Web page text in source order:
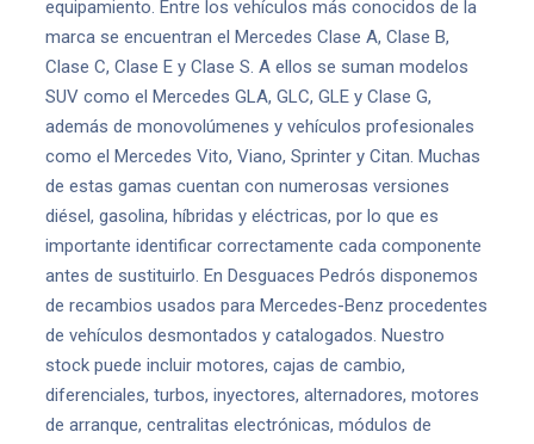
equipamiento. Entre los vehículos más conocidos de la
marca se encuentran el Mercedes Clase A, Clase B,
Clase C, Clase E y Clase S. A ellos se suman modelos
SUV como el Mercedes GLA, GLC, GLE y Clase G,
además de monovolúmenes y vehículos profesionales
como el Mercedes Vito, Viano, Sprinter y Citan. Muchas
de estas gamas cuentan con numerosas versiones
diésel, gasolina, híbridas y eléctricas, por lo que es
importante identificar correctamente cada componente
antes de sustituirlo. En Desguaces Pedrós disponemos
de recambios usados para Mercedes-Benz procedentes
de vehículos desmontados y catalogados. Nuestro
stock puede incluir motores, cajas de cambio,
diferenciales, turbos, inyectores, alternadores, motores
de arranque, centralitas electrónicas, módulos de